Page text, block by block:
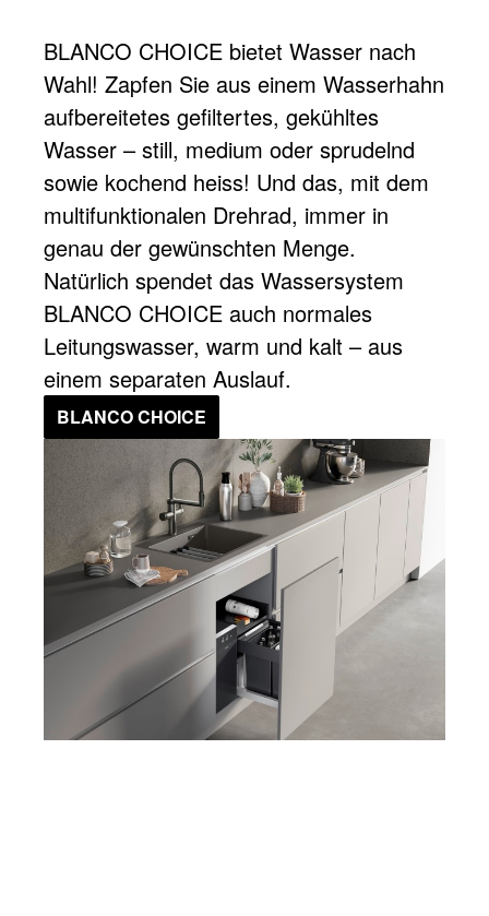
BLANCO CHOICE bietet Wasser nach
Wahl! Zapfen Sie aus einem Wasserhahn
aufbereitetes gefiltertes, gekühltes
Wasser – still, medium oder sprudelnd
sowie kochend heiss! Und das, mit dem
multifunktionalen Drehrad, immer in
genau der gewünschten Menge.
Natürlich spendet das Wassersystem
BLANCO CHOICE auch normales
Leitungswasser, warm und kalt – aus
einem separaten Auslauf.
BLANCO CHOICE